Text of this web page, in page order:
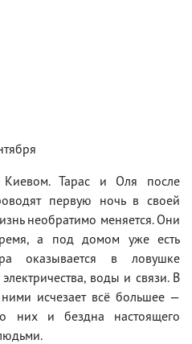
Тарас и Оля после
первую ночь в своей
необратимо меняется. Они
а под домом уже есть
оказывается в ловушке
воды и связи. В
исчезает всё большее —
них и бездна настоящего